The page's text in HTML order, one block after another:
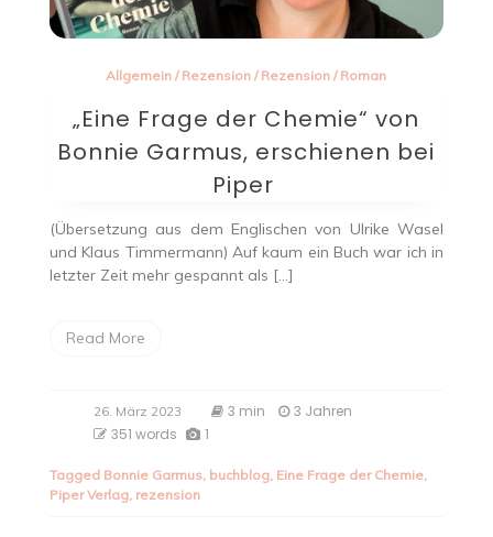
Allgemein / Rezension / Rezension / Roman
„Eine Frage der Chemie“ von
Bonnie Garmus, erschienen bei
Piper
(Übersetzung aus dem Englischen von Ulrike Wasel
und Klaus Timmermann) Auf kaum ein Buch war ich in
letzter Zeit mehr gespannt als […]
Read More
26. März 2023 3 min
3 Jahren
351 words
1
Tagged Bonnie Garmus, buchblog, Eine Frage der Chemie,
Piper Verlag, rezension